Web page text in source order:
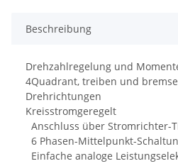
Beschreibung
Drehzahlregelung und
4Quadrant, treiben und
Drehrichtungen
Kreisstromgeregelt
Anschluss über Stromrichter-
6 Phasen-Mittelpunkt-
Einfache analoge